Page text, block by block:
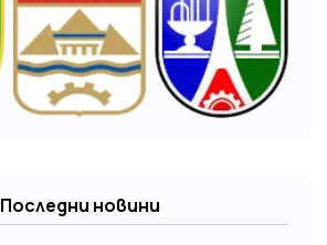
Последни новини